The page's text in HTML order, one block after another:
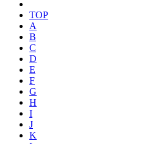
TOP
A
B
C
D
E
F
G
H
I
J
K